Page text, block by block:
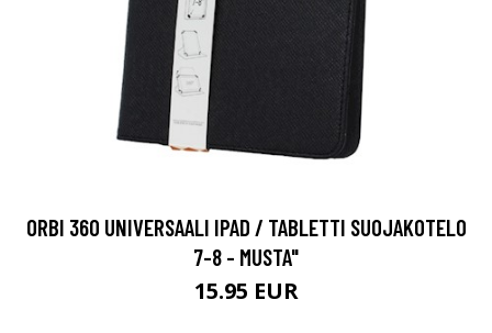
ORBI 360 UNIVERSAALI IPAD / TABLETTI SUOJAKOTELO
7-8 - MUSTA"
15.95 EUR